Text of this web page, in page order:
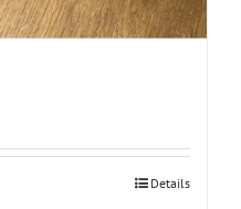
Details